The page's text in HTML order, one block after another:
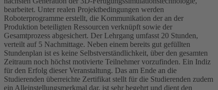
bearbeitet. Unter realen Projektbedingungen werden
Roboterprogramme erstellt, die Kommunikation der an der
Produktion beteiligten Ressourcen verknüpft sowie der
Gesamtprozess abgesichert. Der Lehrgang umfasst 20 Stunden,
verteilt auf 5 Nachmittage. Neben einem bereits gut gefüllten
Stundenplan ist es keine Selbstverständlichkeit, über den gesamten
Zeitraum noch höchst motivierte Teilnehmer vorzufinden. Ein Indiz
für den Erfolg dieser Veranstaltung. Das am Ende an die
Studierenden überreichte Zertifikat stellt für die Studierenden zudem
ein Alleinstellungsmerkmal dar, ist sehr begehrt und dient den